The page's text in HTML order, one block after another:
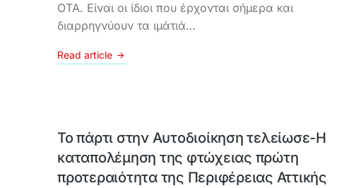
ΟΤΑ. Είναι οι ίδιοι που έρχονται σήμερα και
διαρρηγνύουν τα ιμάτιά…
Read article
Το πάρτι στην Αυτοδιοίκηση τελείωσε-Η
καταπολέμηση της φτώχειας πρώτη
προτεραιότητα της Περιφέρειας Αττικής